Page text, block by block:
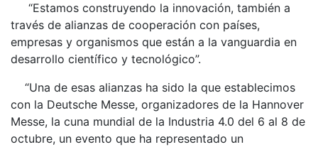
“Estamos construyendo la innovación, también a
través de alianzas de cooperación con países,
empresas y organismos que están a la vanguardia en
desarrollo científico y tecnológico”.
“Una de esas alianzas ha sido la que establecimos
con la Deutsche Messe, organizadores de la Hannover
Messe, la cuna mundial de la Industria 4.0 del 6 al 8 de
octubre, un evento que ha representado un